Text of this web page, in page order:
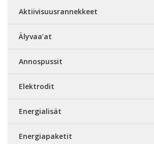
Aktiivisuusrannekkeet
Älyvaa’at
Annospussit
Elektrodit
Energialisät
Energiapaketit